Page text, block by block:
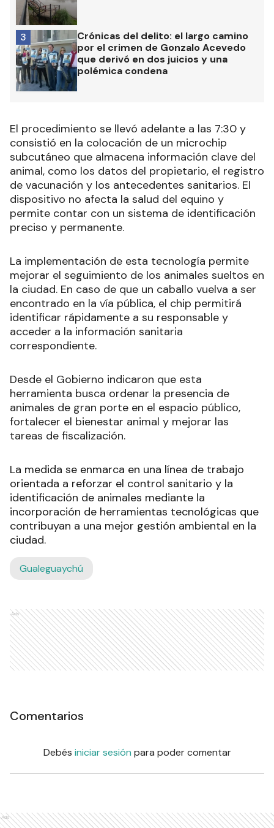
Crónicas del delito: el largo camino
por el crimen de Gonzalo Acevedo
que derivó en dos juicios y una
polémica condena
3
El procedimiento se llevó adelante a las 7:30 y
consistió en la colocación de un microchip
subcutáneo que almacena información clave del
animal, como los datos del propietario, el registro
de vacunación y los antecedentes sanitarios. El
dispositivo no afecta la salud del equino y
permite contar con un sistema de identificación
preciso y permanente.
La implementación de esta tecnología permite
mejorar el seguimiento de los animales sueltos en
la ciudad. En caso de que un caballo vuelva a ser
encontrado en la vía pública, el chip permitirá
identificar rápidamente a su responsable y
acceder a la información sanitaria
correspondiente.
Desde el Gobierno indicaron que esta
herramienta busca ordenar la presencia de
animales de gran porte en el espacio público,
fortalecer el bienestar animal y mejorar las
tareas de fiscalización.
La medida se enmarca en una línea de trabajo
orientada a reforzar el control sanitario y la
identificación de animales mediante la
incorporación de herramientas tecnológicas que
contribuyan a una mejor gestión ambiental en la
ciudad.
Gualeguaychú
Ads
Comentarios
Debés iniciar sesión para poder comentar
Ads